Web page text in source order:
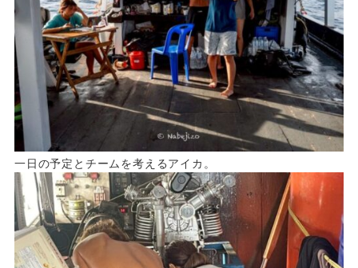
一日の予定とチームを考えるアイカ。